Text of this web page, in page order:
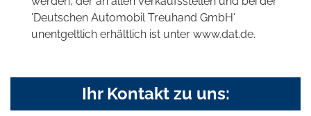
'Deutschen Automobil Treuhand GmbH'
unentgeltlich erhältlich ist unter www.dat.de.
Ihr Kontakt zu uns: